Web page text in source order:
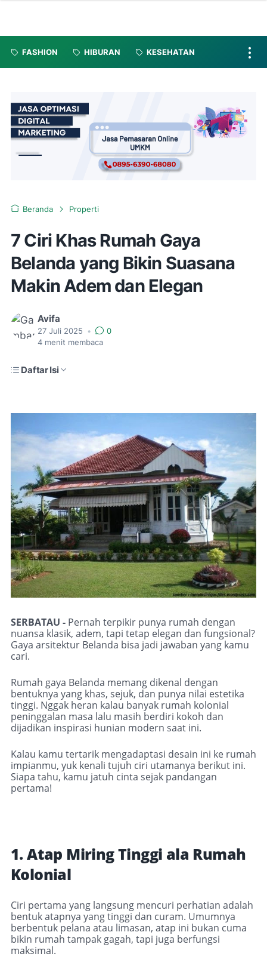
FASHION HIBURAN KESEHATAN
Beranda Properti
7 Ciri Khas Rumah Gaya
Belanda yang Bikin Suasana
Makin Adem dan Elegan
Avifa
27 Juli 2025 •
0
4 menit membaca
Daftar Isi
SERBATAU - Pernah terpikir punya rumah dengan
nuansa klasik, adem, tapi tetap elegan dan fungsional?
Gaya arsitektur Belanda bisa jadi jawaban yang kamu
cari.
Rumah gaya Belanda memang dikenal dengan
bentuknya yang khas, sejuk, dan punya nilai estetika
tinggi. Nggak heran kalau banyak rumah kolonial
peninggalan masa lalu masih berdiri kokoh dan
dijadikan inspirasi hunian modern saat ini.
Kalau kamu tertarik mengadaptasi desain ini ke rumah
impianmu, yuk kenali tujuh ciri utamanya berikut ini.
Siapa tahu, kamu jatuh cinta sejak pandangan
pertama!
1. Atap Miring Tinggi ala Rumah
Kolonial
Ciri pertama yang langsung mencuri perhatian adalah
bentuk atapnya yang tinggi dan curam. Umumnya
berbentuk pelana atau limasan, atap ini bukan cuma
bikin rumah tampak gagah, tapi juga berfungsi
maksimal.